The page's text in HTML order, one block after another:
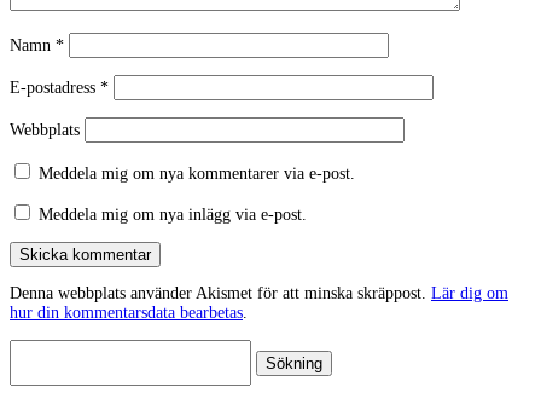
Namn *
E-postadress *
Webbplats
Meddela mig om nya kommentarer via e-post.
Meddela mig om nya inlägg via e-post.
Skicka kommentar
Denna webbplats använder Akismet för att minska skräppost. Lär dig om
hur din kommentarsdata bearbetas.